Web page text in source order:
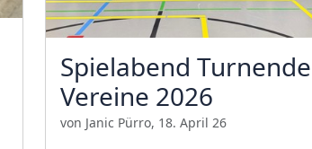
Spielabend Turnende
Vereine 2026
von Janic Pürro, 18. April 26